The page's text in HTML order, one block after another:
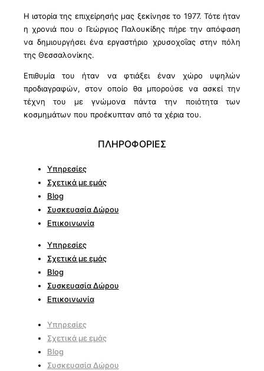
Η ιστορία της επιχείρησής μας ξεκίνησε το 1977. Τότε ήταν
η χρονιά που ο Γεώργιος Παλουκίδης πήρε την απόφαση
να δημιουργήσει ένα εργαστήριο χρυσοχοΐας στην πόλη
της Θεσσαλονίκης.
Επιθυμία του ήταν να φτιάξει έναν χώρο υψηλών
προδιαγραφών, στον οποίο θα μπορούσε να ασκεί την
τέχνη του με γνώμονα πάντα την ποιότητα των
κοσμημάτων που προέκυπταν από τα χέρια του.
ΠΛΗΡΟΦΟΡΙΕΣ
Υπηρεσίες
Σχετικά με εμάς
Blog
Συσκευασία Δώρου
Επικοινωνία
Υπηρεσίες
Σχετικά με εμάς
Blog
Συσκευασία Δώρου
Επικοινωνία
Υπηρεσίες
Σχετικά με εμάς
Blog
Συσκευασία Δώρου